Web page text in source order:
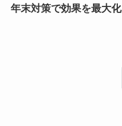
年末対策で効果を最大化